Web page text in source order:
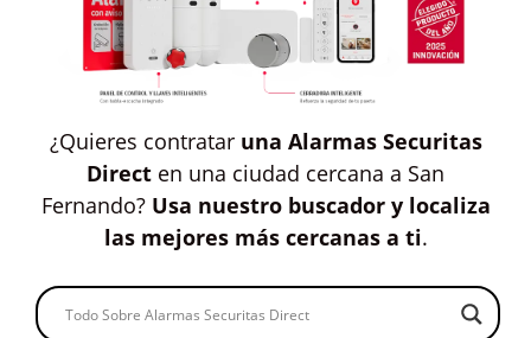
¿Quieres contratar una Alarmas Securitas
Direct en una ciudad cercana a San
Fernando? Usa nuestro buscador y localiza
las mejores más cercanas a ti.